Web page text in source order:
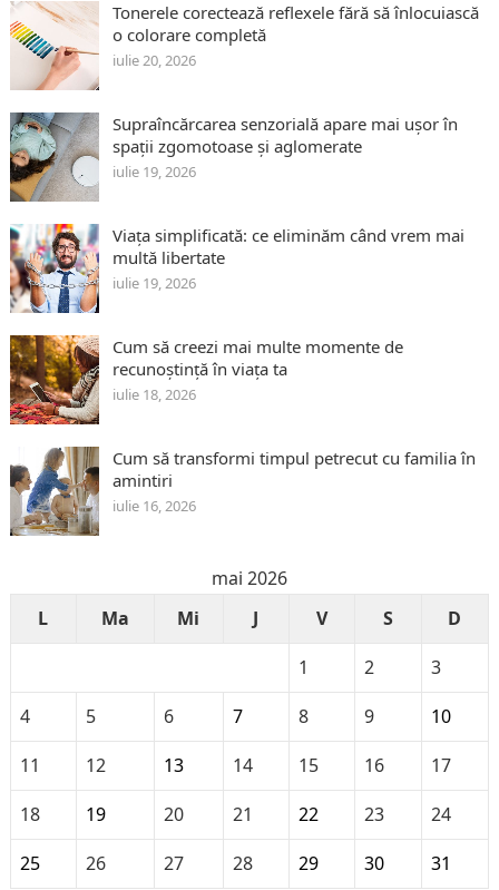
Tonerele corectează reflexele fără să înlocuiască
o colorare completă
iulie 20, 2026
Supraîncărcarea senzorială apare mai ușor în
spații zgomotoase și aglomerate
iulie 19, 2026
Viața simplificată: ce eliminăm când vrem mai
multă libertate
iulie 19, 2026
Cum să creezi mai multe momente de
recunoștință în viața ta
iulie 18, 2026
Cum să transformi timpul petrecut cu familia în
amintiri
iulie 16, 2026
mai 2026
L
Ma Mi J V S
D
1
2
3
4
5 6 7 8 9
10
11
12 13 14 15 16
17
18
19 20 21 22 23
24
25
26 27 28 29 30
31